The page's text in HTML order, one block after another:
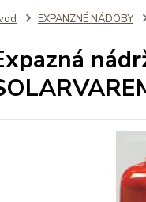
EXPANZNÉ NÁDOBY